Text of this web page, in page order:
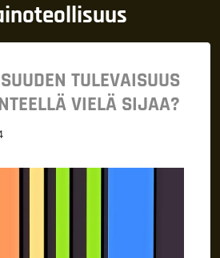
TULEVAISUUS
VIELÄ SIJAA?